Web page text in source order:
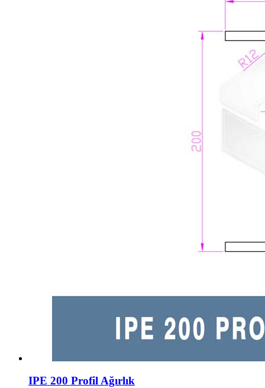
IPE 200 Profil Ağırlık